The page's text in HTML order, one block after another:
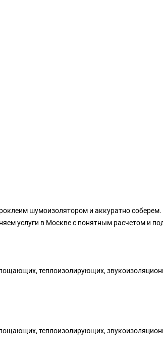
шумоизолятором и аккуратно
услуги в Москве с понятным расчетом и
теплоизолирующих,
теплоизолирующих,